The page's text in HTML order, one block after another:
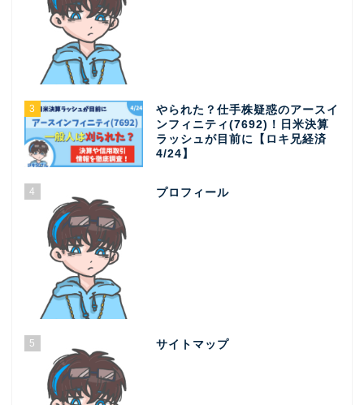
3
やられた？仕手株疑惑のアースイ
ンフィニティ(7692)！日米決算
ラッシュが目前に【ロキ兄経済
4/24】
4 プロフィール
5 サイトマップ